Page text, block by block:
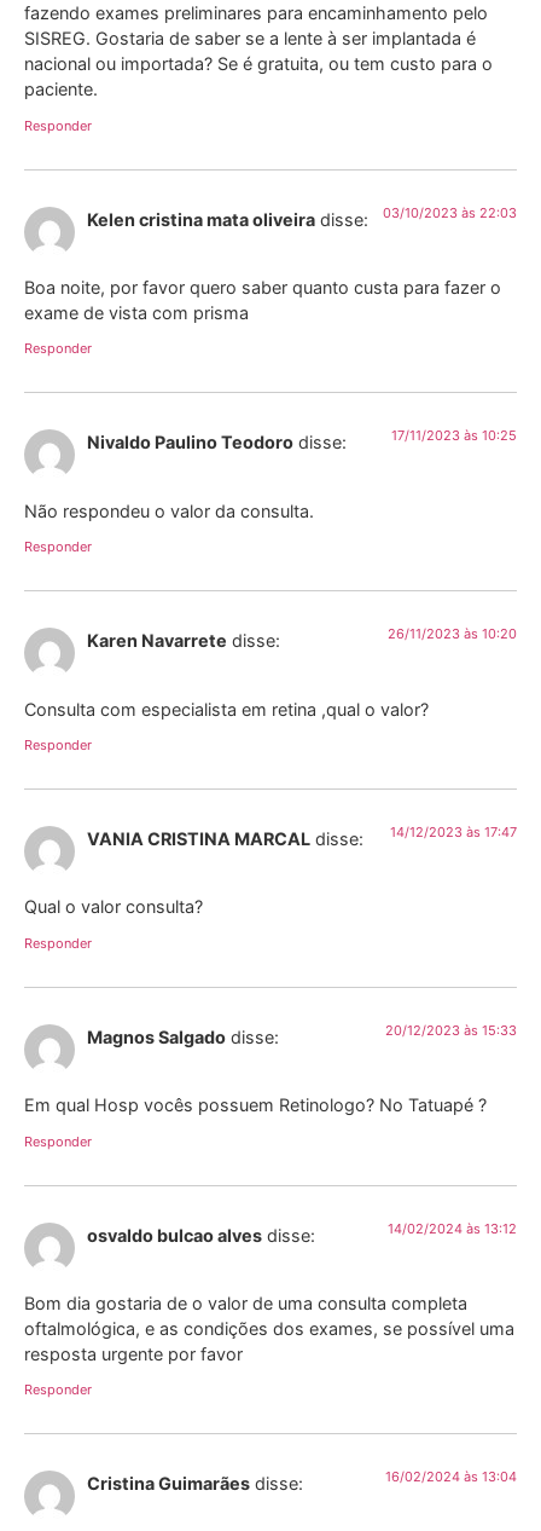
fazendo exames preliminares para encaminhamento pelo
SISREG. Gostaria de saber se a lente à ser implantada é
nacional ou importada? Se é gratuita, ou tem custo para o
paciente.
Responder
Kelen cristina mata oliveira disse: 03/10/2023 às 22:03
Boa noite, por favor quero saber quanto custa para fazer o
exame de vista com prisma
Responder
Nivaldo Paulino Teodoro disse: 17/11/2023 às 10:25
Não respondeu o valor da consulta.
Responder
Karen Navarrete disse: 26/11/2023 às 10:20
Consulta com especialista em retina ,qual o valor?
Responder
VANIA CRISTINA MARCAL disse: 14/12/2023 às 17:47
Qual o valor consulta?
Responder
Magnos Salgado disse: 20/12/2023 às 15:33
Em qual Hosp vocês possuem Retinologo? No Tatuapé ?
Responder
osvaldo bulcao alves disse: 14/02/2024 às 13:12
Bom dia gostaria de o valor de uma consulta completa
oftalmológica, e as condições dos exames, se possível uma
resposta urgente por favor
Responder
Cristina Guimarães disse: 16/02/2024 às 13:04